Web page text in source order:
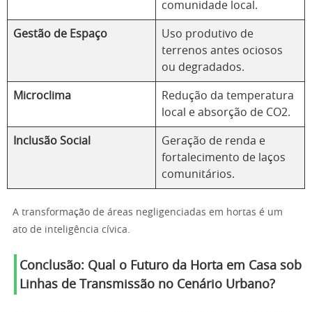
comunidade local.
Gestão de Espaço
Uso produtivo de
terrenos antes ociosos
ou degradados.
Microclima
Redução da temperatura
local e absorção de CO2.
Inclusão Social
Geração de renda e
fortalecimento de laços
comunitários.
A transformação de áreas negligenciadas em hortas é um
ato de inteligência cívica.
Conclusão: Qual o Futuro da Horta em Casa sob
Linhas de Transmissão no Cenário Urbano?